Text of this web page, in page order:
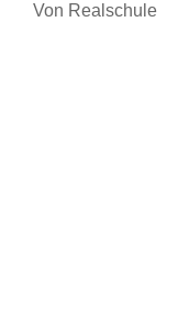
Von Realschule